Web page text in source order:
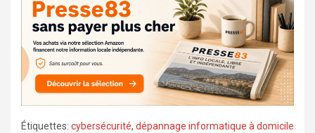
Étiquettes: cybersécurité, dépannage informatique à domicile